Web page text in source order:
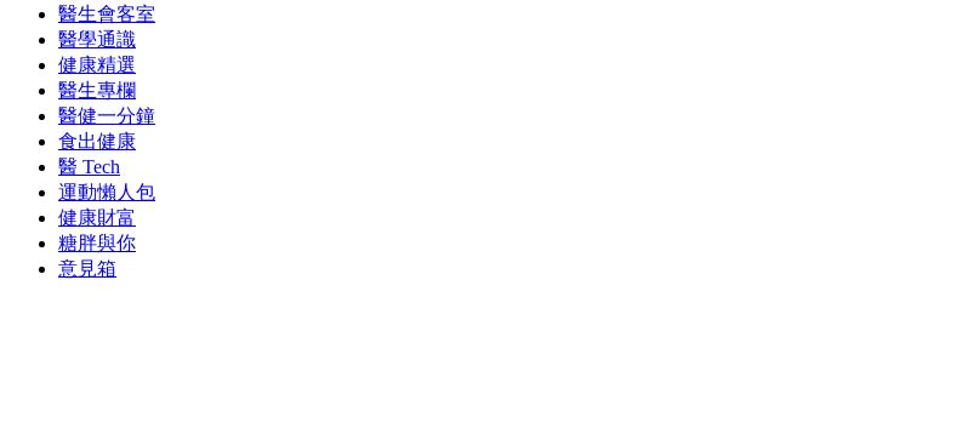
醫生會客室
醫學通識
健康精選
醫生專欄
醫健一分鐘
食出健康
醫 Tech
運動懶人包
健康財富
糖胖與你
意見箱